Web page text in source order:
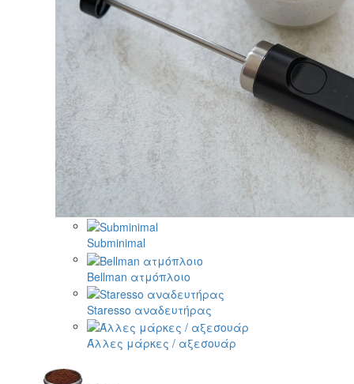
Subminimal
Bellman ατμόπλοιο
Staresso αναδευτήρας
Άλλες μάρκες / αξεσουάρ